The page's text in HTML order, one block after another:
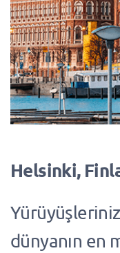
Helsinki,
dünyanın en